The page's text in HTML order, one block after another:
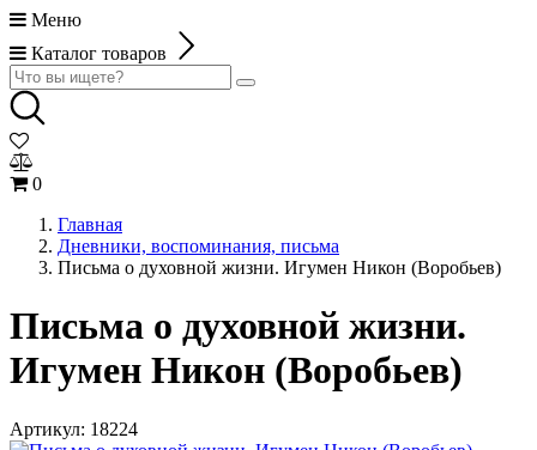
Меню
Каталог товаров
0
Главная
Дневники, воспоминания, письма
Письма о духовной жизни. Игумен Никон (Воробьев)
Письма о духовной жизни.
Игумен Никон (Воробьев)
Артикул: 18224